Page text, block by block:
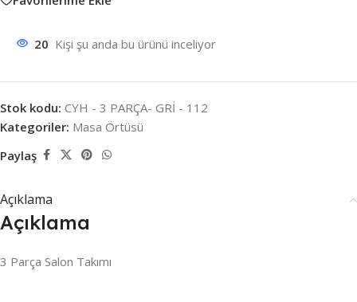
20 Kişi şu anda bu ürünü inceliyor
Stok kodu: CYH - 3 PARÇA- GRİ - 112
Kategoriler: Masa Örtüsü
Paylaş
Açıklama
Açıklama
3 Parça Salon Takımı